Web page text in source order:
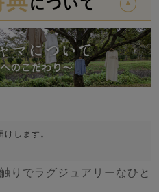
けします。
りでラグジュアリーなひと